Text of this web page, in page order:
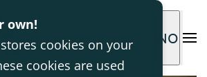
own!
cookies on your
cookies are used
NO